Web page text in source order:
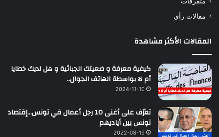
مقالات رأي
المقالات الأكثر مشاهدة
كيفية معرفة و ضعيتك الجبائية و هل لديك خطايا
أم لا بواسطة الهاتف الجوال..
2024-11-10
تعرّف على أغنى 10 رجل أعمال في تونس…إقتصاد
تونس بين أياديهم
2022-08-19